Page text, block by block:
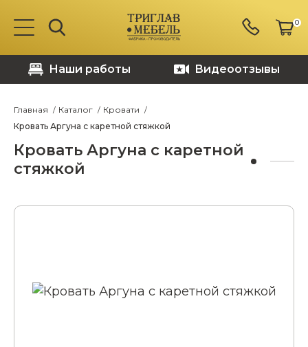
0
Наши работы Видеоотзывы
Главная Каталог
Кровати
Кровать Аргуна с каретной стяжкой
Кровать Аргуна с каретной
стяжкой